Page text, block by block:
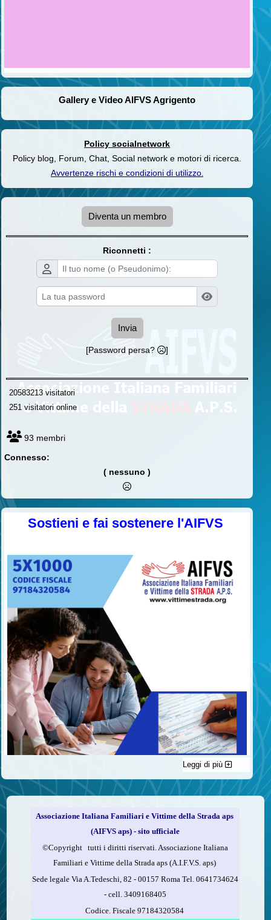
Gallery e Video AIFVS Agrigento
Policy socialnetwork
Policy blog, Forum, Chat, Social network e motori di ricerca.
Avvertenze rischi e condizioni di utilizzo.
Diventa un membro
Riconnetti :
Invia
[Password persa? ]
20583213 visitatori
251 visitatori online
93 membri
Connesso:
( nessuno )
Sostieni e fai sostenere l'AIFVS
C'è un modo di contribuire alle attività dell’A.I.F.V.S. a favore
delle vittime della strada e per dare giustizia ai superstiti ed ai
loro familiari che non costa nulla: devolvere il 5 per mille della
Compila la scheda CUD o del modello 730.
Firma nel riquadro indicato come “Sostegno delle
organizzazioni non lucrative di utilità sociale, delle associazioni
Indica nel riquadro il codice fiscale dell’A.I.F.V.S.:
Leggi di più
Associazione Italiana Familiari e Vittime della Strada aps
(AIFVS aps) - sito ufficiale
©​Copyright tutti i diritti riservati. Associazione Italiana
Familiari e Vittime della Strada aps (A.I.F.V.S. aps)
Sede legale Via A.Tedeschi, 82 - 00157 Roma Tel. 0641734624
-cell.3409168405
Codice. Fiscale 97184320584